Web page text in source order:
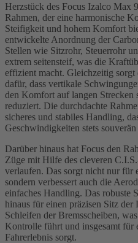
Herzstück des Focus Izalco Max
Rahmen, der eine harmonische
Steifigkeit und hohem Komfort
entwickelte Anordnung der
Stellen wie Sitzrohr, Steuerrohr
extrem seitensteif, was die
effizient macht. Gleichzeitig
dafür, dass vertikale
den Komfort auf langen Strecken
reduziert. Die durchdachte
sicheres und stabiles Handling,
Geschwindigkeiten stets
Darüber hinaus hat Focus den
Züge mit Hilfe des cleveren
verlaufen. Das sorgt nicht nur für
sondern verbessert auch die
einfaches Handling. Das robuste
hinaus für einen präzisen Sitz
Schleifen der Bremsscheiben,
Kontrolle führt und insgesamt für
Fahrerlebnis sorgt.